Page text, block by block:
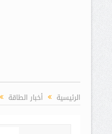
الرئيسية أخبار الطاقة